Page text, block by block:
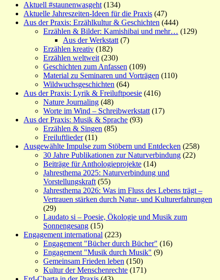
Aktuell #staunenwasgeht (134)
Aktuelle Jahreszeiten-Ideen für die Praxis (47)
Aus der Praxis: Erzählkultur & Geschichten (444)
Erzählen & Bilder: Kamishibai und mehr… (129)
Aus der Werkstatt (7)
Erzählen kreativ (182)
Erzählen weltweit (230)
Geschichten zum Anfassen (109)
Material zu Seminaren und Vorträgen (110)
Wildwuchsgeschichten (64)
Aus der Praxis: Lyrik & Freiluftpoesie (416)
Nature Journaling (48)
Worte im Wind – Schreibwerkstatt (17)
Aus der Praxis: Musik & Sprache (93)
Erzählen & Singen (85)
Freiluftlieder(11)
Ausgewählte Impulse zum Stöbern und Entdecken (258)
30 Jahre Publikationen zur Naturverbindung (22)
Beiträge für Anthologieprojekte (14)
Jahresthema 2025: Naturverbindung und
Vorstellungskraft (55)
Jahresthema 2026: Was im Fluss des Lebens trägt –
Vertrauen stärken durch Natur- und Kulturerfahrungen
(29)
Laudato si – Poesie, Ökologie und Musik zum
Sonnengesang (15)
Engagement international (223)
Engagement "Bücher durch Bücher" (16)
Engagement "Musik durch Musik" (9)
Gemeinsam Frieden leben (150)
Kultur der Menschenrechte (171)